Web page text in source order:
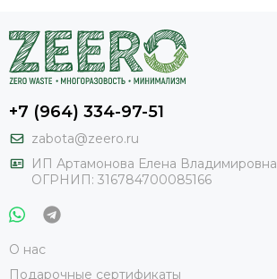
+7 (964) 334-97-51
zabota@zeero.ru
И П Артамонова Елена Владимировна
ОГРНИП: 316784700085166
О нас
Подарочные сертификаты